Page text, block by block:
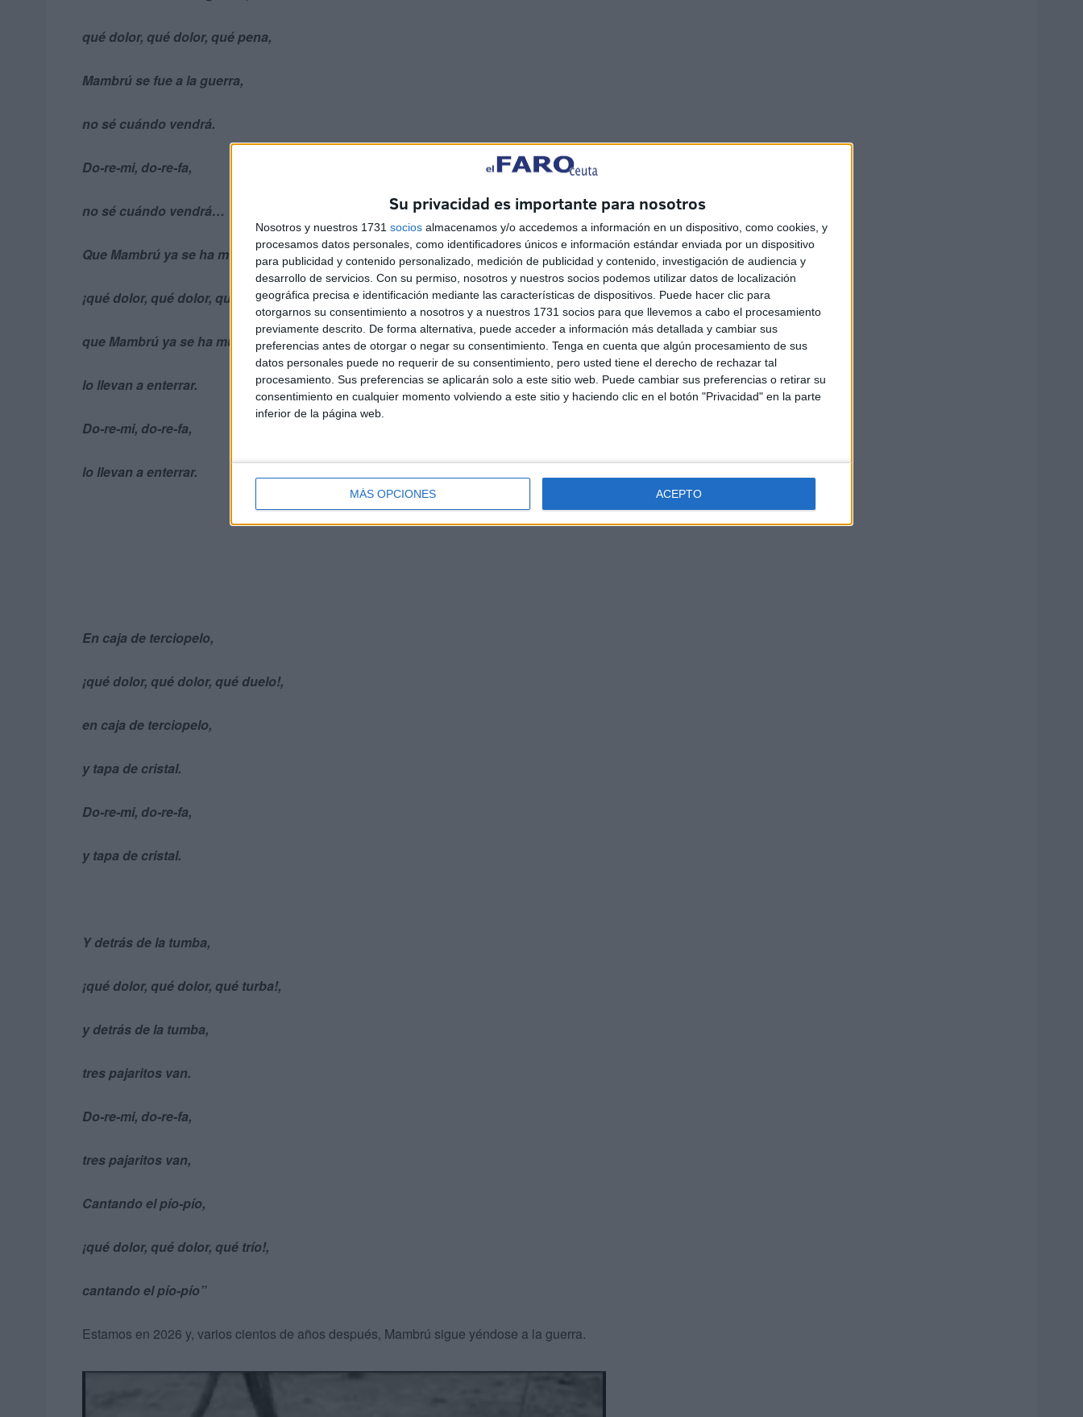
Su privacidad es importante para nosotros
Nosotros y nuestros 1731 socios almacenamos y/o accedemos a información en un dispositivo, como cookies, y
procesamos datos personales, como identificadores únicos e información estándar enviada por un dispositivo
para publicidad y contenido personalizado, medición de publicidad y contenido, investigación de audiencia y
desarrollo de servicios. Con su permiso, nosotros y nuestros socios podemos utilizar datos de localización
geográfica precisa e identificación mediante las características de dispositivos. Puede hacer clic para
otorgarnos su consentimiento a nosotros y a nuestros 1731 socios para que llevemos a cabo el procesamiento
previamente descrito. De forma alternativa, puede acceder a información más detallada y cambiar sus
preferencias antes de otorgar o negar su consentimiento. Tenga en cuenta que algún procesamiento de sus
datos personales puede no requerir de su consentimiento, pero usted tiene el derecho de rechazar tal
procesamiento. Sus preferencias se aplicarán solo a este sitio web. Puede cambiar sus preferencias o retirar su
consentimiento en cualquier momento volviendo a este sitio y haciendo clic en el botón "Privacidad" en la parte
inferior de la página web.
MÁS OPCIONES ACEPTO
qué dolor, qué dolor, qué pena,
Mambrú se fue a la guerra,
no sé cuándo vendrá.
Do-re-mi, do-re-fa,
no sé cuándo vendrá…
Que Mambrú ya se ha muerto,
¡qué dolor, qué dolor, qué entuerto!,
que Mambrú ya se ha muerto,
lo llevan a enterrar.
Do-re-mi, do-re-fa,
lo llevan a enterrar.
En caja de terciopelo,
¡qué dolor, qué dolor, qué duelo!,
en caja de terciopelo,
y tapa de cristal.
Do-re-mi, do-re-fa,
y tapa de cristal.
Y detrás de la tumba,
¡qué dolor, qué dolor, qué turba!,
y detrás de la tumba,
tres pajaritos van.
Do-re-mi, do-re-fa,
tres pajaritos van,
Cantando el pío-pío,
¡qué dolor, qué dolor, qué trío!,
cantando el pío-pío”
Estamos en 2026 y, varios cientos de años después, Mambrú sigue yéndose a la guerra.